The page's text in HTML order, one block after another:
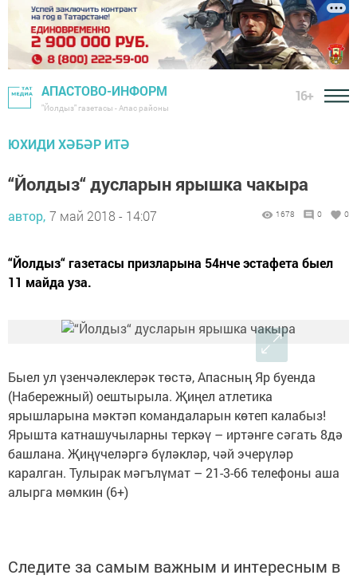
АПАСТОВО-ИНФОРМ
"Йолдыз" газетасы - Апас районы
16+
ЮХИДИ ХӘБӘР ИТӘ
“Йолдыз“ дусларын ярышка чакыра
автор, 7 май 2018 - 14:07 1678 0 0
“Йолдыз“ газетасы призларына 54нче эстафета быел
11 майда уза.
Быел ул үзенчәлеклерәк төстә, Апасның Яр буенда
(Набережный) оештырыла. Җиңел атлетика
ярышларына мәктәп командаларын көтеп калабыз!
Ярышта катнашучыларны теркәү – иртәнге сәгать 8дә
башлана. Җиңүчеләргә бүләкләр, чәй эчерүләр
каралган. Тулырак мәгълүмат – 21-3-66 телефоны аша
алырга мөмкин (6+)
Следите за самым важным и интересным в